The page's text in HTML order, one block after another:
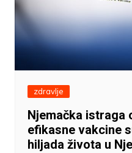
zdravlje
Njemačka istraga
efikasne vakcine
hiljada života u